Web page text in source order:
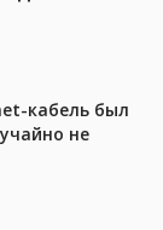
кабель был
не